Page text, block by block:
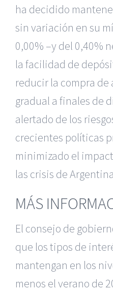
ha decidido
sin variación en su
0,00% –y del 0,40%
la facilidad de
reducir la compra de
gradual a finales de
alertado de los
crecientes políticas
minimizado el
las crisis de
MÁS
El consejo de
que los tipos de
mantengan en los
menos el verano de